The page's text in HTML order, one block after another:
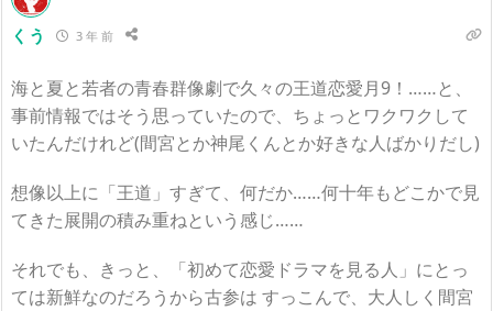
くう 3 年 前
海と夏と若者の青春群像劇で久々の王道恋愛月9！……と、
事前情報ではそう思っていたので、ちょっとワクワクして
いたんだけれど(間宮とか神尾くんとか好きな人ばかりだし)
想像以上に「王道」すぎて、何だか……何十年もどこかで見
てきた展開の積み重ねという感じ……
それでも、きっと、「初めて恋愛ドラマを見る人」にとっ
ては新鮮なのだろうから古参は すっこんで、大人しく間宮